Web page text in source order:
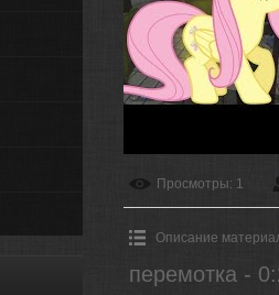
Просмотры: 1
Описание
перемотка -